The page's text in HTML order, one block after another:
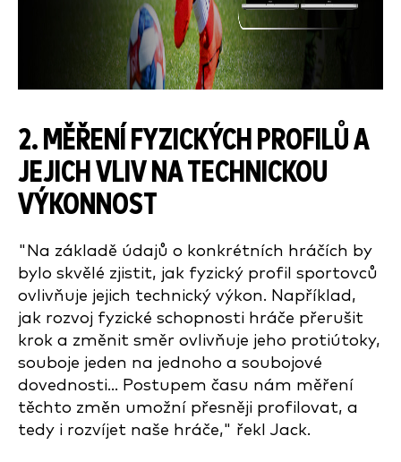
2. MĚŘENÍ FYZICKÝCH PROFILŮ A
JEJICH VLIV NA TECHNICKOU
VÝKONNOST
"Na základě údajů o konkrétních hráčích by
bylo skvělé zjistit, jak fyzický profil sportovců
ovlivňuje jejich technický výkon. Například,
jak rozvoj fyzické schopnosti hráče přerušit
krok a změnit směr ovlivňuje jeho protiútoky,
souboje jeden na jednoho a soubojové
dovednosti... Postupem času nám měření
těchto změn umožní přesněji profilovat, a
tedy i rozvíjet naše hráče," řekl Jack.